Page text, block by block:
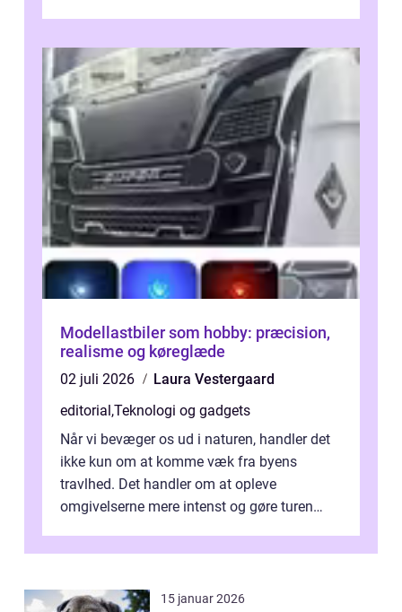
Modellastbiler som hobby: præcision,
realisme og køreglæde
02 juli 2026
Laura Vestergaard
editorial ,Teknologi og gadgets
Når vi bevæger os ud i naturen, handler det
ikke kun om at komme væk fra byens
travlhed. Det handler om at opleve
omgivelserne mere intenst og gøre turen
15 januar 2026